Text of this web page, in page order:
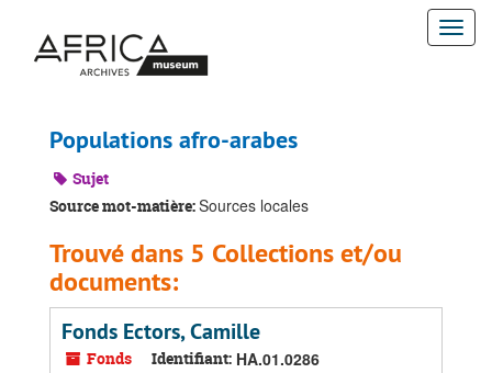
contenu
Populations afro-arabes
Sujet
Source mot-matière:Sources locales
Trouvé dans 5 Collections et/ou
documents:
Fonds Ectors, Camille
Fonds Identifiant: HA.01.0286